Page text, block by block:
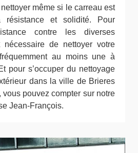
nettoyer même si le carreau est
résistance et solidité. Pour
contre les diverses
nécessaire de nettoyer votre
au moins une à
pour s’occuper du nettoyage
dans la ville de Brieres
vous pouvez compter sur notre
Jean-François.